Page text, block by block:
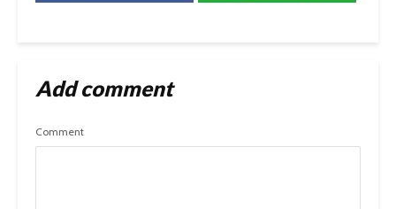
Add comment
Comment